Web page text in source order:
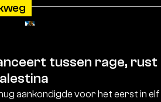
tussen rage, rust
aankondigde voor het eerst in elf